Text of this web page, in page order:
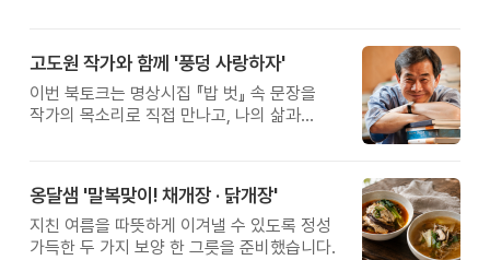
고도원 작가와 함께 '풍덩 사랑하자'
이번 북토크는 명상시집 『밥 벗』 속 문장을
작가의 목소리로 직접 만나고, 나의 삶과
옹달샘 '말복맞이! 채개장 · 닭개장'
지친 여름을 따뜻하게 이겨낼 수 있도록 정성
가득한 두 가지 보양 한 그릇을 준비했습니다.